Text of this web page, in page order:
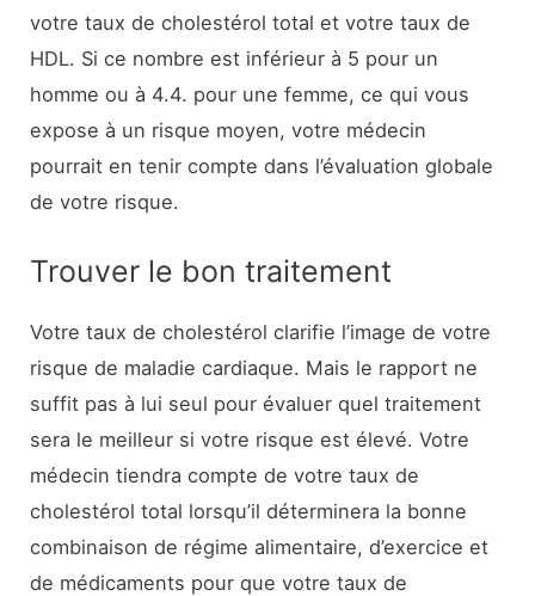
votre taux de cholestérol total et votre taux de
HDL. Si ce nombre est inférieur à 5 pour un
homme ou à 4.4. pour une femme, ce qui vous
expose à un risque moyen, votre médecin
pourrait en tenir compte dans l’évaluation globale
de votre risque.
Trouver le bon traitement
Votre taux de cholestérol clarifie l’image de votre
risque de maladie cardiaque. Mais le rapport ne
suffit pas à lui seul pour évaluer quel traitement
sera le meilleur si votre risque est élevé. Votre
médecin tiendra compte de votre taux de
cholestérol total lorsqu’il déterminera la bonne
combinaison de régime alimentaire, d’exercice et
de médicaments pour que votre taux de